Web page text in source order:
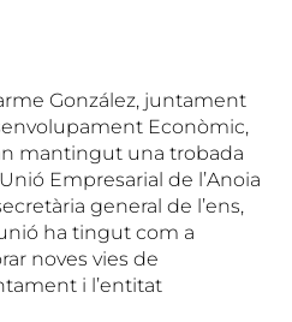
González, juntament
Econòmic,
mantingut una trobada
Empresarial de l’Anoia
general de l’ens,
ha tingut com a
noves vies de
i l’entitat